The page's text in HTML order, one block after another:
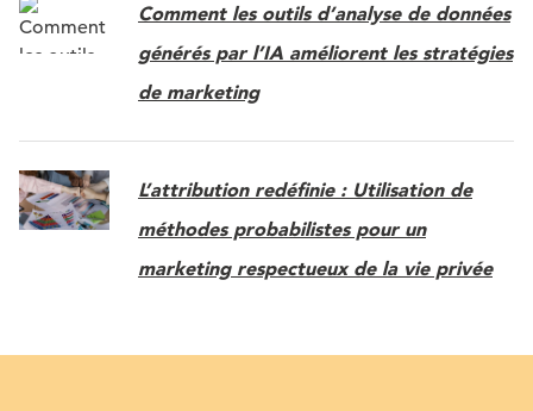
Comment les outils d’analyse de données
générés par l’IA améliorent les stratégies
de marketing
L’attribution redéfinie : Utilisation de
méthodes probabilistes pour un
marketing respectueux de la vie privée